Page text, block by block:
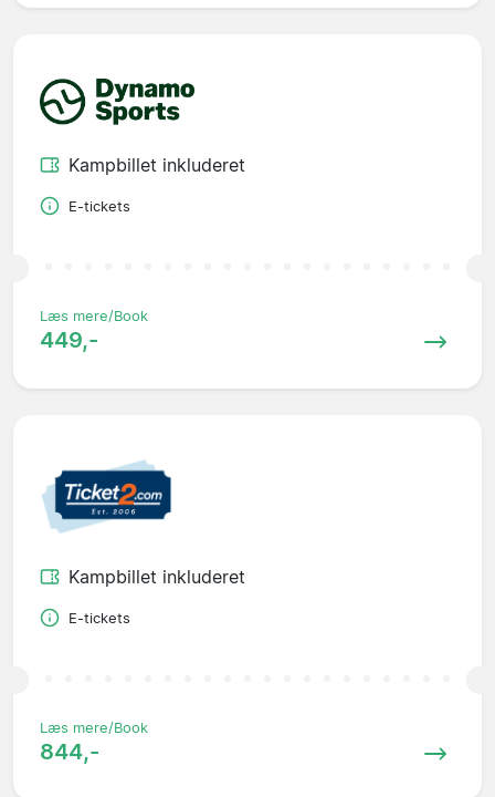
Kampbillet inkluderet
E-tickets
Læs mere/Book
449,-
Kampbillet inkluderet
E-tickets
Læs mere/Book
844,-